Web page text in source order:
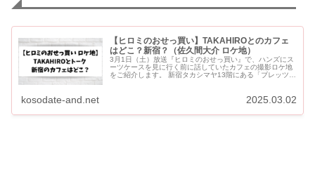
【ヒロミのおせっ買い】TAKAHIROとのカフェ
はどこ？新宿？（佐久間大介 ロケ地）
3月1日（土）放送『ヒロミのおせっ買い』で、ハンズにス
ーツケースを見に行く前に話していたカフェの撮影ロケ地
をご紹介します。 新宿タカシマヤ13階にある「ブレッツ
kosodate-and.net 2025.03.02